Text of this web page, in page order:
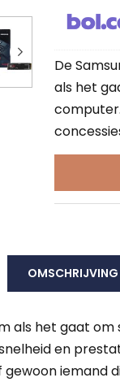
De
als het
OMSCHRIJVING
als het gaat
en
iemand